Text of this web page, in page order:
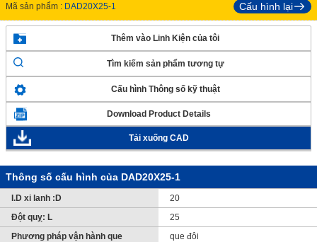
Mã sản phẩm : DAD20X25-1 Cấu hình lại
Thêm vào Linh Kiện của tôi
Tìm kiếm sản phẩm tương tự
Cấu hình Thông số kỹ thuật
Download Product Details
Tải xuống CAD
Thông số cấu hình của DAD20X25-1
I.D xi lanh :D
20
Đột quỵ: L
25
Phương pháp vận hành que
que đôi